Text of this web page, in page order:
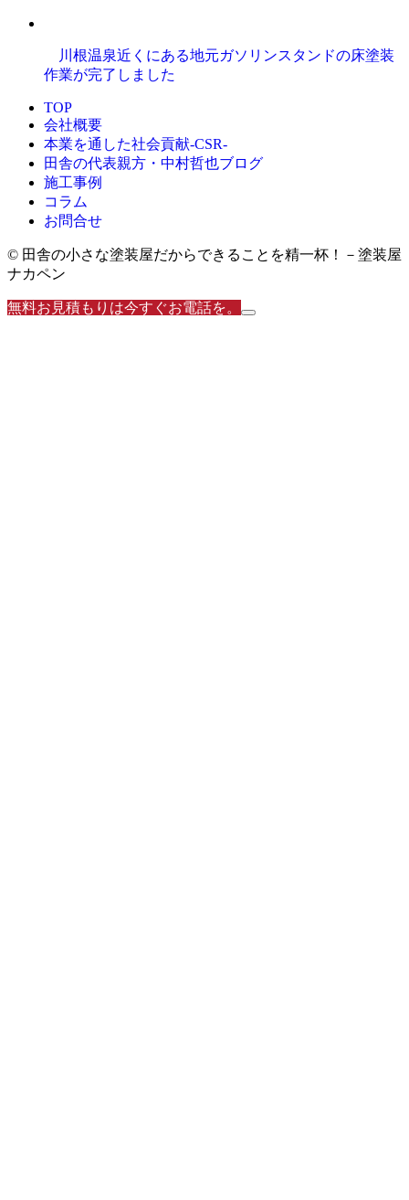
川根温泉近くにある地元ガソリンスタンドの床塗装
作業が完了しました
TOP
会社概要
本業を通した社会貢献-CSR-
田舎の代表親方・中村哲也ブログ
施工事例
コラム
お問合せ
© 田舎の小さな塗装屋だからできることを精一杯！－塗装屋
ナカペン
無料お見積もりは今すぐお電話を。